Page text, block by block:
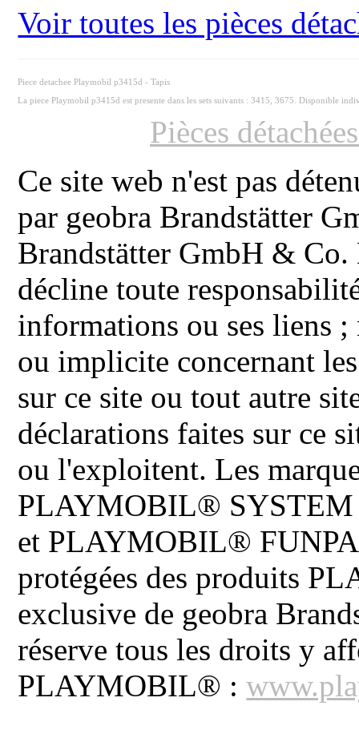
Voir toutes les pièces
Piece detachee Playmobil p3415d - Tapis
La piece Playmobil p3415d est presente dans les sets suivants : 3415, 3675. Disponible
Pièces
Ce site web n'est pas
par geobra Brandstätter
Brandstätter GmbH & Co.
décline toute
informations ou ses liens ;
ou implicite concernant
sur ce site ou tout autre
déclarations faites sur ce
ou l'exploitent. Les
PLAYMOBIL®
et PLAYMOBIL®
protégées des produits
exclusive de geobra
réserve tous les droits y
PLAYMOBIL® :